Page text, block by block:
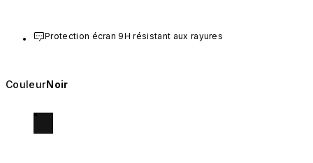
Protection écran 9H résistant aux rayures
CouleurNoir